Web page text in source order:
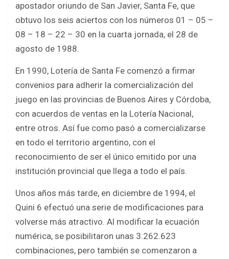
apostador oriundo de San Javier, Santa Fe, que
obtuvo los seis aciertos con los números 01 – 05 –
08 – 18 – 22 – 30 en la cuarta jornada, el 28 de
agosto de 1988.
En 1990, Lotería de Santa Fe comenzó a firmar
convenios para adherir la comercialización del
juego en las provincias de Buenos Aires y Córdoba,
con acuerdos de ventas en la Lotería Nacional,
entre otros. Así fue como pasó a comercializarse
en todo el territorio argentino, con el
reconocimiento de ser el único emitido por una
institución provincial que llega a todo el país.
Unos años más tarde, en diciembre de 1994, el
Quini 6 efectuó una serie de modificaciones para
volverse más atractivo. Al modificar la ecuación
numérica, se posibilitaron unas 3.262.623
combinaciones, pero también se comenzaron a